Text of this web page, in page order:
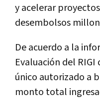
y acelerar
desembolsos
De acuerdo a la
Evaluación del RIGI
único autorizado a
monto total